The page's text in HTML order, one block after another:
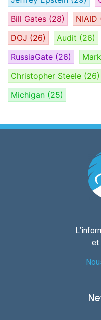
Bill Gates (28) NIAID
DOJ (26) Audit (26)
RussiaGate (26)
Christopher Steele (26)
Michigan (25)
et